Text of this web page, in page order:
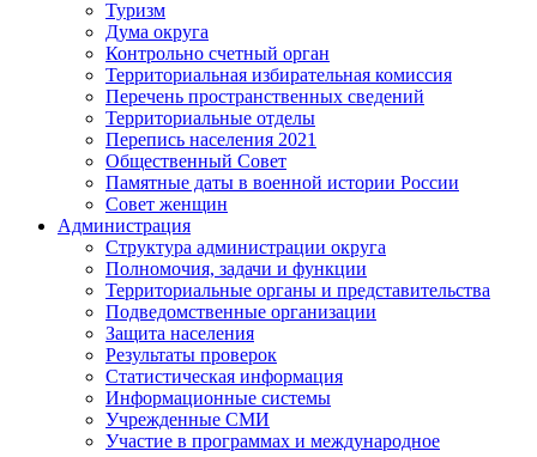
Туризм
Дума округа
Контрольно счетный орган
Территориальная избирательная комиссия
Перечень пространственных сведений
Территориальные отделы
Перепись населения 2021
Общественный Совет
Памятные даты в военной истории России
Совет женщин
Администрация
Структура администрации округа
Полномочия, задачи и функции
Территориальные органы и представительства
Подведомственные организации
Защита населения
Результаты проверок
Статистическая информация
Информационные системы
Учрежденные СМИ
Участие в программах и международное